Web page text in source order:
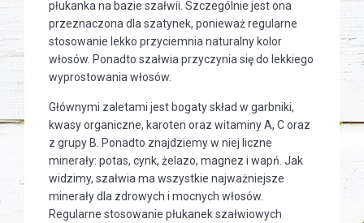
płukanka na bazie szałwii. Szczególnie jest ona
przeznaczona dla szatynek, ponieważ regularne
stosowanie lekko przyciemnia naturalny kolor
włosów. Ponadto szałwia przyczynia się do lekkiego
wyprostowania włosów.
Głównymi zaletami jest bogaty skład w garbniki,
kwasy organiczne, karoten oraz witaminy A, C oraz
z grupy B. Ponadto znajdziemy w niej liczne
minerały: potas, cynk, żelazo, magnez i wapń. Jak
widzimy, szałwia ma wszystkie najważniejsze
minerały dla zdrowych i mocnych włosów.
Regularne stosowanie płukanek szałwiowych